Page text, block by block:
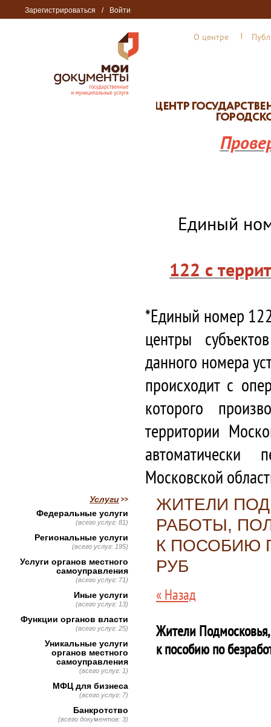
Зарегистрироваться / Войти
О центре
Единый
122 с
*Единый номер
центры
данного номера
происходит с
которого
территории
автоматически
Московской
ЖИТЕЛИ
РАБОТЫ,
К ПОСОБИЮ
РУБ
« Назад
Жители
к пособию по
Услуги
Федеральные услуги
(всего услуг: 81)
Региональные услуги
(всего услуг: 195)
Услуги органов местного
самоуправления
(всего услуг: 71)
Иные услуги
(всего услуг: 13)
Функции органов власти
(всего услуг: 25)
Уникальные услуги
органов местного
самоуправления
(всего услуг: 1)
МФЦ для бизнеса
(всего услуг: 7)
Банкротство
(всего документов: 3)